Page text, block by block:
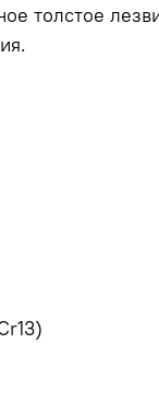
толстое